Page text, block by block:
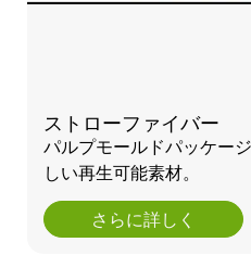
ストローファイバー
パルプモールドパッケー
しい再生可能素材。
さらに詳しく